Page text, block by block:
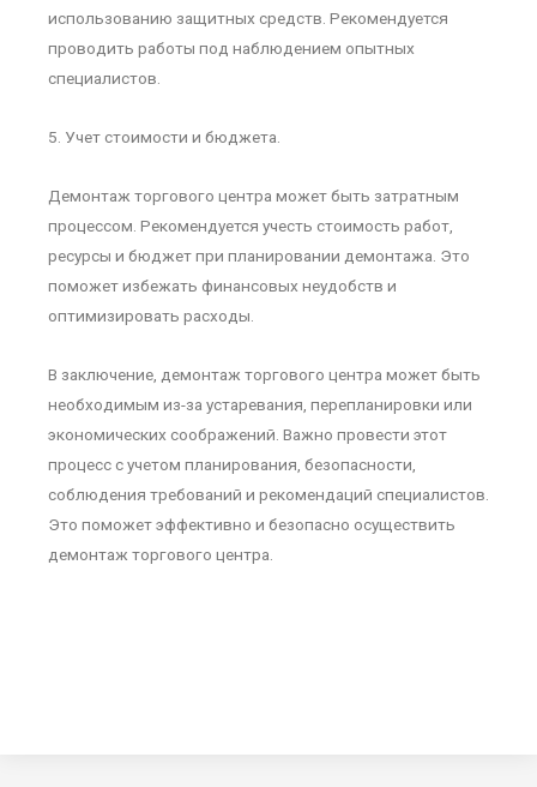
использованию защитных средств. Рекомендуется
проводить работы под наблюдением опытных
специалистов.
5. Учет стоимости и бюджета.
Демонтаж торгового центра может быть затратным
процессом. Рекомендуется учесть стоимость работ,
ресурсы и бюджет при планировании демонтажа. Это
поможет избежать финансовых неудобств и
оптимизировать расходы.
В заключение, демонтаж торгового центра может быть
необходимым из-за устаревания, перепланировки или
экономических соображений. Важно провести этот
процесс с учетом планирования, безопасности,
соблюдения требований и рекомендаций специалистов.
Это поможет эффективно и безопасно осуществить
демонтаж торгового центра.